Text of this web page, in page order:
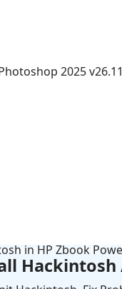
2025 v26.11
Hackintosh